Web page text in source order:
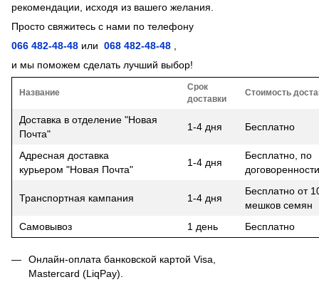
рекомендации, исходя из вашего желания.
Просто свяжитесь с нами по телефону
066 482-48-48 или 068 482-48-48 ,
и мы поможем сделать лучший выбор!
Название
Срок
доставки
Стоимость
Доставка в отделение "Новая
Почта"
1-4 дня Бесплатно
Адресная доставка
курьером "Новая Почта"
1-4 дня
Бесплатно, по
договоренности
Транспортная кампания 1-4 дня
Бесплатно от
мешков семян
Самовывоз
1 день Бесплатно
Онлайн-оплата банковской картой Visa,
Mastercard (LiqPay).